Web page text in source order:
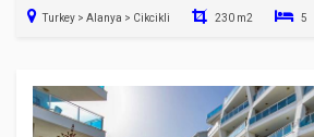
Turkey > Alanya > Cikcikli 230 m2 5